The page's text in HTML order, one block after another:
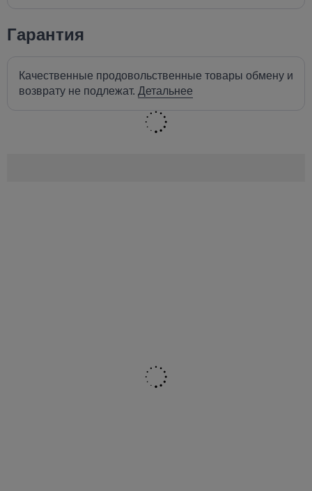
Гарантия
Качественные продовольственные товары обмену и
возврату не подлежат. Детальнее